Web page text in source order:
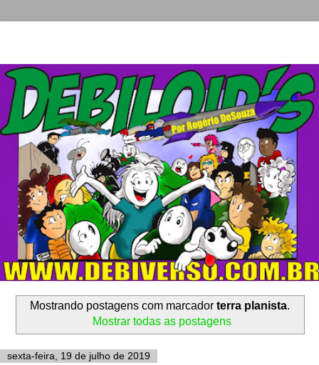
Mostrando postagens com marcador terra planista.
Mostrar todas as postagens
sexta-feira, 19 de julho de 2019